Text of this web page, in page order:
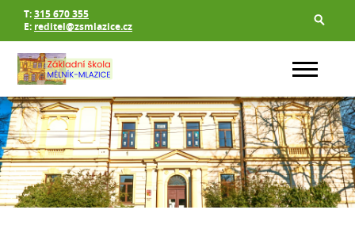
T:315 670 355
E: reditel@zsmlazice.cz